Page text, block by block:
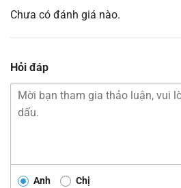
Chưa có đánh giá nào.
Hỏi đáp
Anh Chị